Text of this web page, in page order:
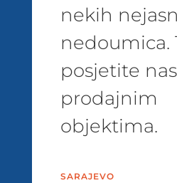
nekih
nedoumica.
posjetite
prodajnim
objektima.
SARAJEVO